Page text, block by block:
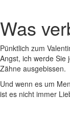
Was
Pünktlich zum
Angst, ich werde Sie
Zähne ausgebissen.
Und wenn es um
ist es nicht immer